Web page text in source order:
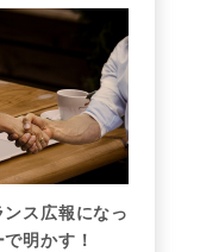
ス広報になっ
明かす！